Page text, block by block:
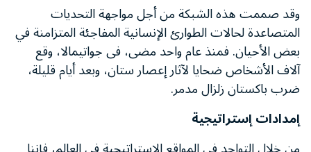
وقد صممت هذه الشبكة من أجل مواجهة التحديات
المتصاعدة لحالات الطوارئ الإنسانية المفاجئة المتزامنة في
بعض الأحيان. فمنذ عام واحد مضى، فى جواتيمالا، وقع
آلاف الأشخاص ضحايا لآثار إعصار ستان، وبعد أيام قليلة،
ضرب باكستان زلزال مدمر.
إمدادات إستراتيجية